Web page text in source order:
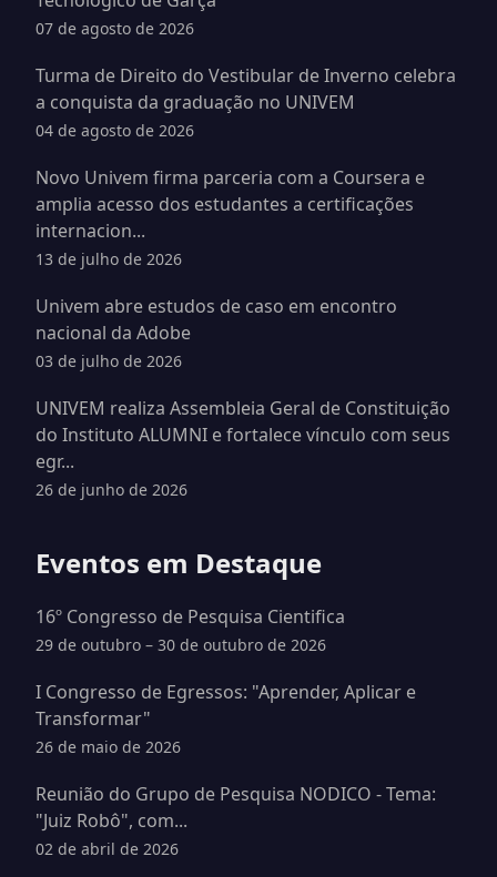
07 de agosto de 2026
Turma de Direito do Vestibular de Inverno celebra
a conquista da graduação no UNIVEM
04 de agosto de 2026
Novo Univem firma parceria com a Coursera e
amplia acesso dos estudantes a certificações
internacion...
13 de julho de 2026
Univem abre estudos de caso em encontro
nacional da Adobe
03 de julho de 2026
UNIVEM realiza Assembleia Geral de Constituição
do Instituto ALUMNI e fortalece vínculo com seus
egr...
26 de junho de 2026
Eventos em Destaque
16º Congresso de Pesquisa Cientifica
29 de outubro – 30 de outubro de 2026
I Congresso de Egressos: "Aprender, Aplicar e
Transformar"
26 de maio de 2026
Reunião do Grupo de Pesquisa NODICO - Tema:
"Juiz Robô", com...
02 de abril de 2026